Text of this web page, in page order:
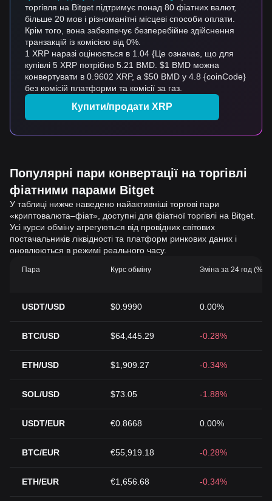
торгівля на Bitget підтримує понад 80 фіатних валют,
більше 20 мов і різноманітні місцеві способи оплати.
Крім того, вона забезпечує безперебійне здійснення
транзакцій із комісією від 0%.
1 XRP наразі оцінюється в 1.04 {Це означає, що для
купівлі 5 XRP потрібно 5.21 BMD. $1 BMD можна
конвертувати в 0.9602 XRP, а $50 BMD у 4.8 {coinCode}
без комісій платформи та комісії за газ.
Купити/продати XRP
Популярні пари конвертації на торгівлі
фіатними парами Bitget
У таблиці нижче наведено найактивніші торгові пари
«криптовалюта–фіат», доступні для фіатної торгівлі на Bitget.
Усі курси обміну агрегуються від провідних світових
постачальників ліквідності та платформ ринкових даних і
оновлюються в режимі реального часу.
Пара Курс обміну Зміна за 24 год (%)
USDT/USD $0.9990 0.00%
BTC/USD $64,445.29 -0.28%
ETH/USD $1,909.27 -0.34%
SOL/USD $73.05 -1.88%
USDT/EUR €0.8668 0.00%
BTC/EUR €55,919.18 -0.28%
ETH/EUR €1,656.68 -0.34%